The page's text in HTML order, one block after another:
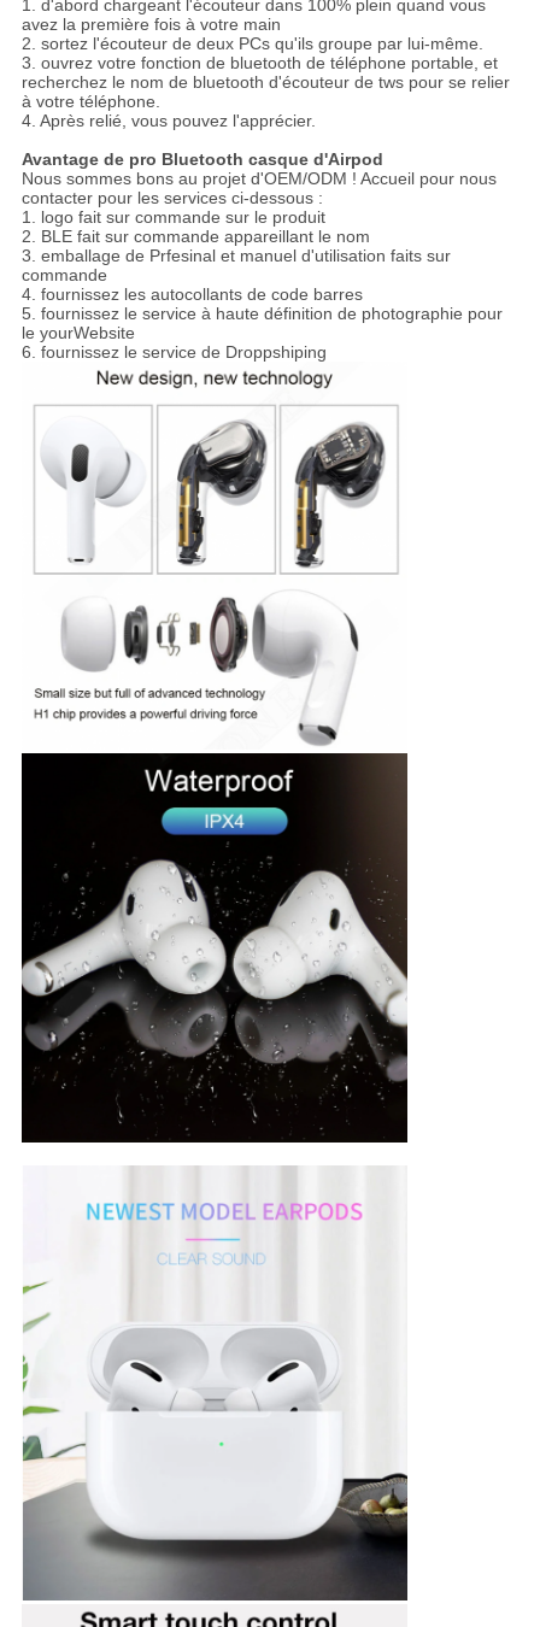
1. d'abord chargeant l'écouteur dans 100% plein quand vous
avez la première fois à votre main
2. sortez l'écouteur de deux PCs qu'ils groupe par lui-même.
3. ouvrez votre fonction de bluetooth de téléphone portable, et
recherchez le nom de bluetooth d'écouteur de tws pour se relier
à votre téléphone.
4. Après relié, vous pouvez l'apprécier.
Avantage de pro Bluetooth casque d'Airpod
Nous sommes bons au projet d'OEM/ODM ! Accueil pour nous
contacter pour les services ci-dessous :
1. logo fait sur commande sur le produit
2. BLE fait sur commande appareillant le nom
3. emballage de Prfesinal et manuel d'utilisation faits sur
commande
4. fournissez les autocollants de code barres
5. fournissez le service à haute définition de photographie pour
le yourWebsite
6. fournissez le service de Droppshiping